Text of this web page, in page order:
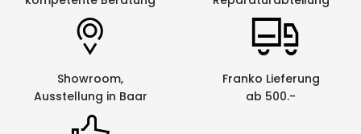
Showroom,
Ausstellung in Baar
Franko Lieferung
ab 500.-